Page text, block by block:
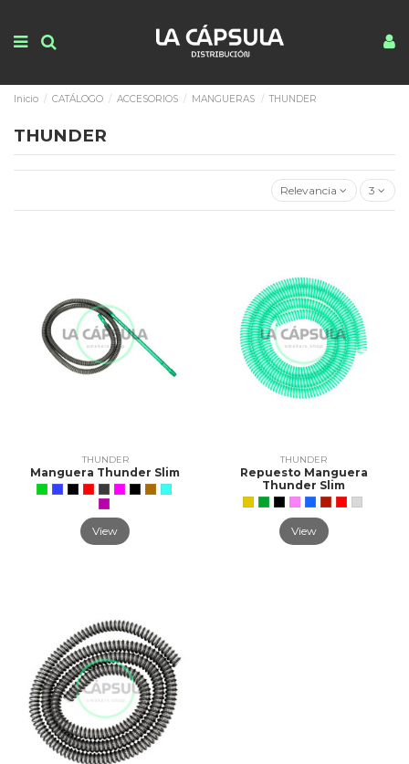
Inicio CATÁLOGO ACCESORIOS MANGUERAS THUNDER
THUNDER
Relevancia 3
THUNDER
Manguera Thunder Slim
View
THUNDER
Repuesto Manguera
Thunder Slim
View